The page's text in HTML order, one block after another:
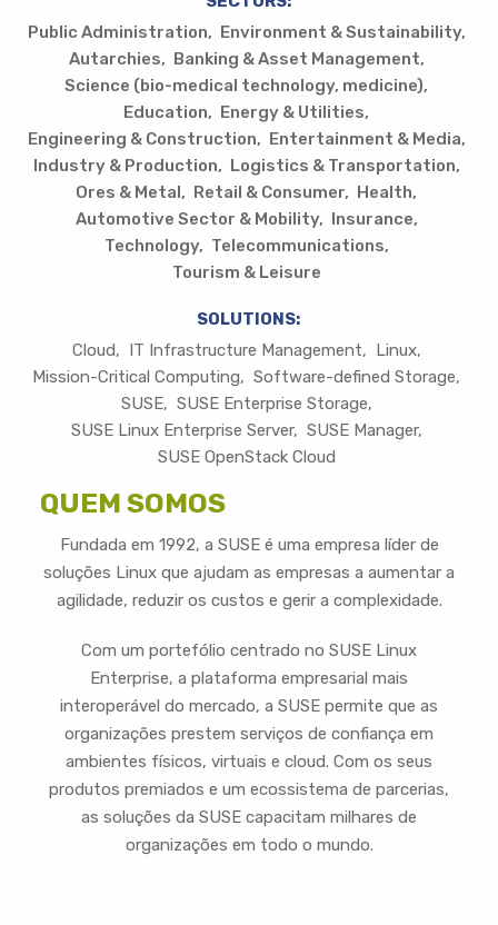
Public Administration
Environment & Sustainability
Autarchies
Banking & Asset Management
Science (bio-medical technology, medicine)
Education
Energy & Utilities
Engineering & Construction
Entertainment & Media
Industry & Production
Logistics & Transportation
Ores & Metal
Retail & Consumer
Health
Automotive Sector & Mobility
Insurance
Technology
Telecommunications
Tourism & Leisure
SOLUTIONS:
Cloud
IT Infrastructure Management
Linux
Mission-Critical Computing
Software-defined Storage
SUSE
SUSE Enterprise Storage
SUSE Linux Enterprise Server
SUSE Manager
SUSE OpenStack Cloud
QUEM SOMOS
Fundada em 1992, a SUSE é uma empresa líder de
soluções Linux que ajudam as empresas a aumentar a
agilidade, reduzir os custos e gerir a complexidade.
Com um portefólio centrado no SUSE Linux
Enterprise, a plataforma empresarial mais
interoperável do mercado, a SUSE permite que as
organizações prestem serviços de confiança em
ambientes físicos, virtuais e cloud. Com os seus
produtos premiados e um ecossistema de parcerias,
as soluções da SUSE capacitam milhares de
organizações em todo o mundo.